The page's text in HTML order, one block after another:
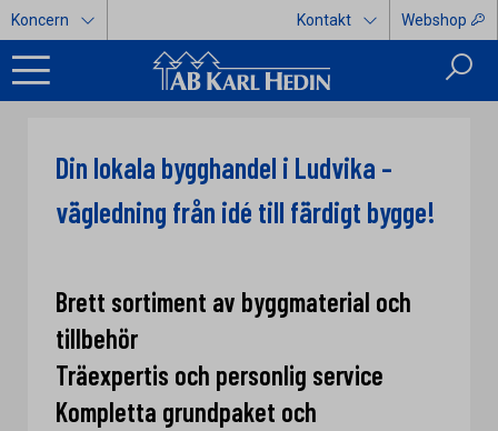
Koncern Kontakt Webshop
Din lokala bygghandel i Ludvika –
vägledning från idé till färdigt bygge!
Brett sortiment av byggmaterial och
tillbehör
Träexpertis och personlig service
Kompletta grundpaket och